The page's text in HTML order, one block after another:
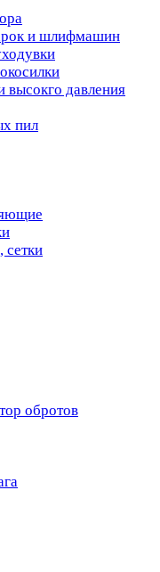
и шлифмашин
высокго давления
пил
сетки
обротов